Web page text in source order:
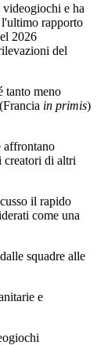
e ha
l'ultimo rapporto
2026
del
tanto meno
in primis)
affrontano
creatori di altri
il rapido
come una
squadre alle
e